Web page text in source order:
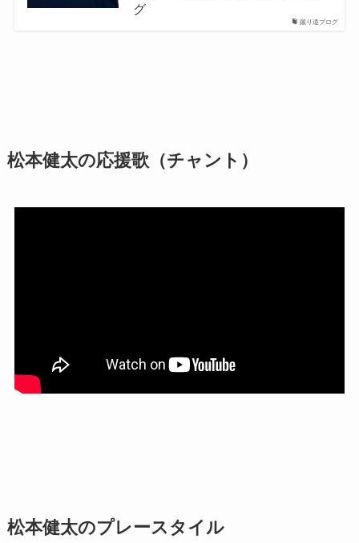
蹴り道ブログ
グ
松本健太の応援歌（チャント）
松本健太のプレースタイル